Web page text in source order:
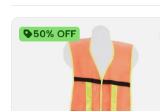
50% OFF